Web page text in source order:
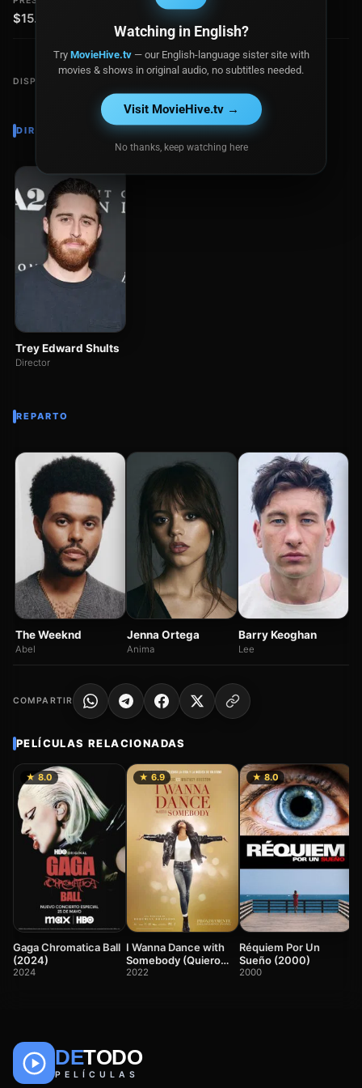
$15.0 millones $7.8 millones
DISPONIBLE EN
DIRECTOR
Trey Edward Shults
Director
REPARTO
The Weeknd
Abel
Jenna Ortega
Anima
Barry Keoghan
Lee
COMPARTIR
PELÍCULAS RELACIONADAS
★ 8.0
Gaga Chromatica Ball
(2024)
2024
★ 6.9
I Wanna Dance with
Somebody (Quiero
bailar con alguien)
2022
★ 8.0
Réquiem Por Un
Sueño (2000)
2000
DETODO
PELÍCULAS
Watching in English?
Try MovieHive.tv— our English-language sister site with
movies & shows in original audio, no subtitles needed.
Visit MovieHive.tv →
No thanks, keep watching here
🎬
Películas